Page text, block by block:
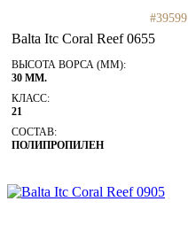
#39599
Balta Itc Coral Reef 0655
ВЫСОТА ВОРСА (ММ):
30 ММ.
КЛАСС:
21
СОСТАВ:
ПОЛИПРОПИЛЕН